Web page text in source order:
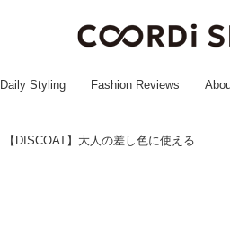
Daily Styling Fashion Reviews
1点投入でこなれ見え！【DISCOAT】大人の差し色に使える♡「オレンジトップス」